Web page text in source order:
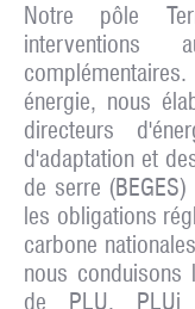
Notre pôle
énergie, nous
directeurs
d'adaptation et
de serre
les obligations
carbone
nous conduisons
de PLU, PLUi